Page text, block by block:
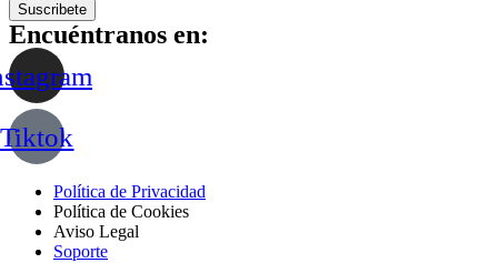
Suscribete
Encuéntranos en:
Tiktok
Política de Privacidad
Política de Cookies
Aviso Legal
Soporte